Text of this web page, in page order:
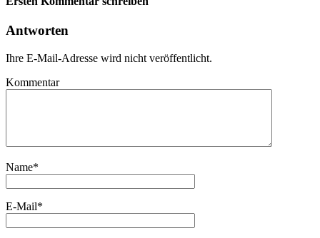
Antworten
Ihre E-Mail-Adresse wird nicht veröffentlicht.
Kommentar
Name*
E-Mail*